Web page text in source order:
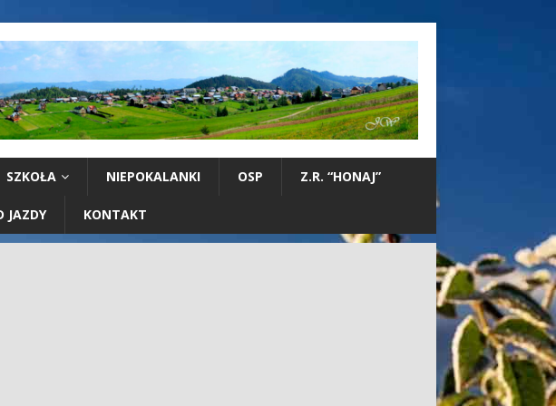
SZKOŁA NIEPOKALANKI OSP Z.R. “HONAJ”
JAZDY KONTAKT